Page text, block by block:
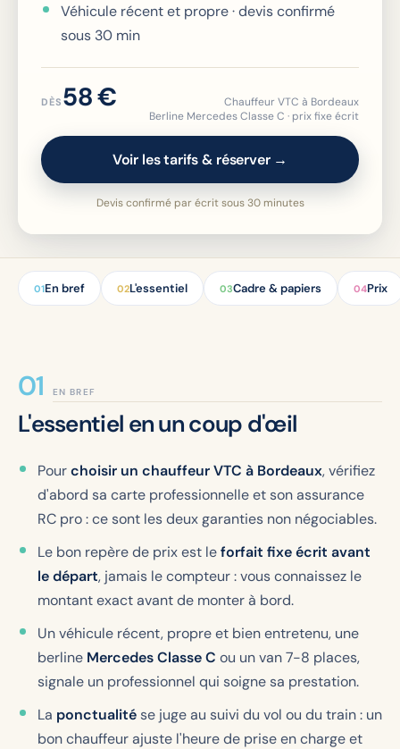
Véhicule récent et propre · devis confirmé
sous 30 min
DÈS 58 €
Chauffeur VTC à Bordeaux
Berline Mercedes Classe C · prix fixe écrit
Voir les tarifs & réserver →
Devis confirmé par écrit sous 30 minutes
01En bref 02L'essentiel 03Cadre & papiers 04Prix
EN BREF
L'essentiel en un coup d'œil
Pourchoisir un chauffeur VTC à Bordeaux, vérifiez
d'abord sa carte professionnelle et son assurance
RC pro : ce sont les deux garanties non négociables.
Le bon repère de prix est leforfait fixe écrit avant
le départ, jamais le compteur : vous connaissez le
montant exact avant de monter à bord.
Un véhicule récent, propre et bien entretenu, une
berline Mercedes Classe C ou un van 7-8 places,
signale un professionnel qui soigne sa prestation.
La ponctualitése juge au suivi du vol ou du train : un
bon chauffeur ajuste l'heure de prise en charge et